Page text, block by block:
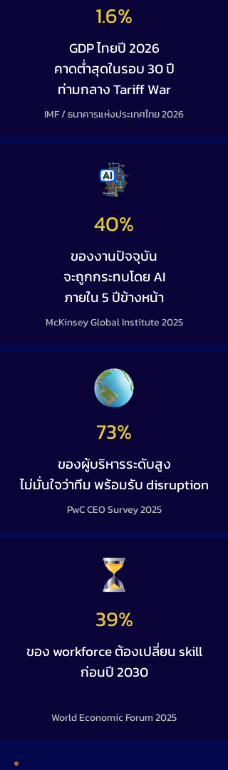
1.6%
GDP ไทยปี 2026
คาดต่ำสุดในรอบ 30 ปี
ท่ามกลาง Tariff War
IMF / ธนาคารแห่งประเทศไทย 2026
40%
ของงานปัจจุบัน
จะถูกกระทบโดย AI
ภายใน 5 ปีข้างหน้า
McKinsey Global Institute 2025
73%
ของผู้บริหารระดับสูง
ไม่มั่นใจว่าทีม พร้อมรับ disruption
PwC CEO Survey 2025
39%
ของ workforce ต้องเปลี่ยน skill
ก่อนปี 2030
World Economic Forum 2025